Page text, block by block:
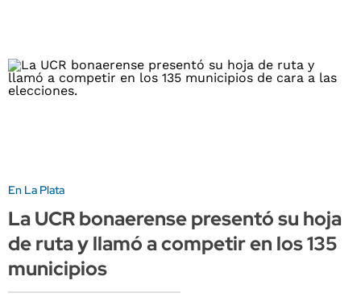
En La Plata
La UCR bonaerense presentó su hoja
de ruta y llamó a competir en los 135
municipios